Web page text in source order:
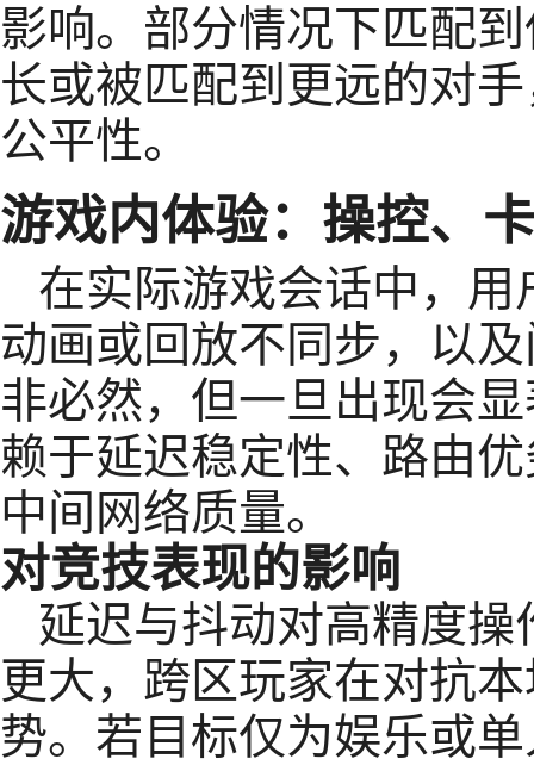
影响。部分情况下匹配
长或被匹配到更远的对
公平性。
游戏内体验：操控、
在实际游戏会话中，
动画或回放不同步，以
非必然，但一旦出现会
赖于延迟稳定性、路由
中间网络质量。
对竞技表现的影响
延迟与抖动对高精度
更大，跨区玩家在对抗
势。若目标仅为娱乐或